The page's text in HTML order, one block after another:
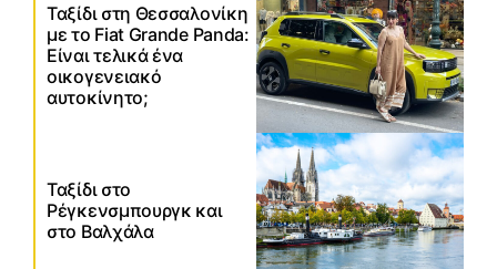
Ταξίδι στη Θεσσαλονίκη
με το Fiat Grande Panda:
Είναι τελικά ένα
οικογενειακό
αυτοκίνητο;
Ταξίδι στο
Ρέγκενσμπουργκ και
στο Βαλχάλα